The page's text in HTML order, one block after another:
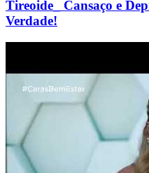
Tireoide_ Cansaço e
Verdade!